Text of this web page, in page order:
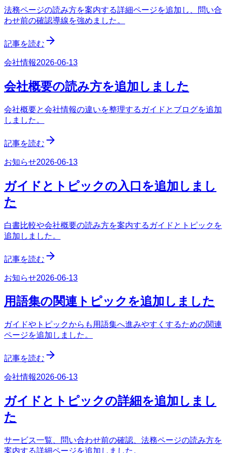
法務ページの読み方を案内する詳細ページを追加し、問い合
わせ前の確認導線を強めました。
記事を読む
会社情報2026-06-13
会社概要の読み方を追加しました
会社概要と会社情報の違いを整理するガイドとブログを追加
しました。
記事を読む
お知らせ2026-06-13
ガイドとトピックの入口を追加しまし
た
白書比較や会社概要の読み方を案内するガイドとトピックを
追加しました。
記事を読む
お知らせ2026-06-13
用語集の関連トピックを追加しました
ガイドやトピックからも用語集へ進みやすくするための関連
ページを追加しました。
記事を読む
会社情報2026-06-13
ガイドとトピックの詳細を追加しまし
た
サービス一覧、問い合わせ前の確認、法務ページの読み方を
案内する詳細ページを追加しました。